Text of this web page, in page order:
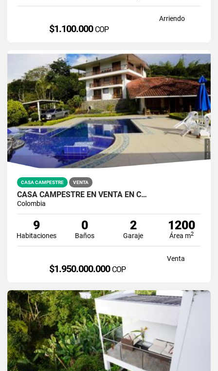
Arriendo
$1.100.000 COP
CASA CAMPESTRE VENTA
CASA CAMPESTRE EN VENTA EN C…
Colombia
9
Habitaciones
0
Baños
2
Garaje
1200
Área m2
Venta
$1.950.000.000 COP